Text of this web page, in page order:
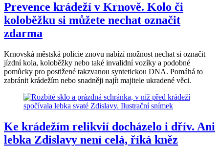
Prevence krádeží v Krnově. Kolo či
koloběžku si můžete nechat označit
zdarma
Krnovská městská policie znovu nabízí možnost nechat si označit
jízdní kola, koloběžky nebo také invalidní vozíky a podobné
pomůcky pro postižené takzvanou syntetickou DNA. Pomáhá to
zabránit krádežím nebo snadněji najít majitele ukradené věci.
Ke krádežím relikvií docházelo i dřív. Ani
lebka Zdislavy není celá, říká kněz